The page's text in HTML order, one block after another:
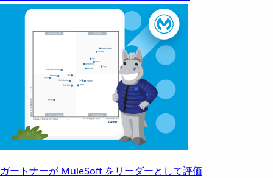
ガートナーが MuleSoft をリーダーとして評価